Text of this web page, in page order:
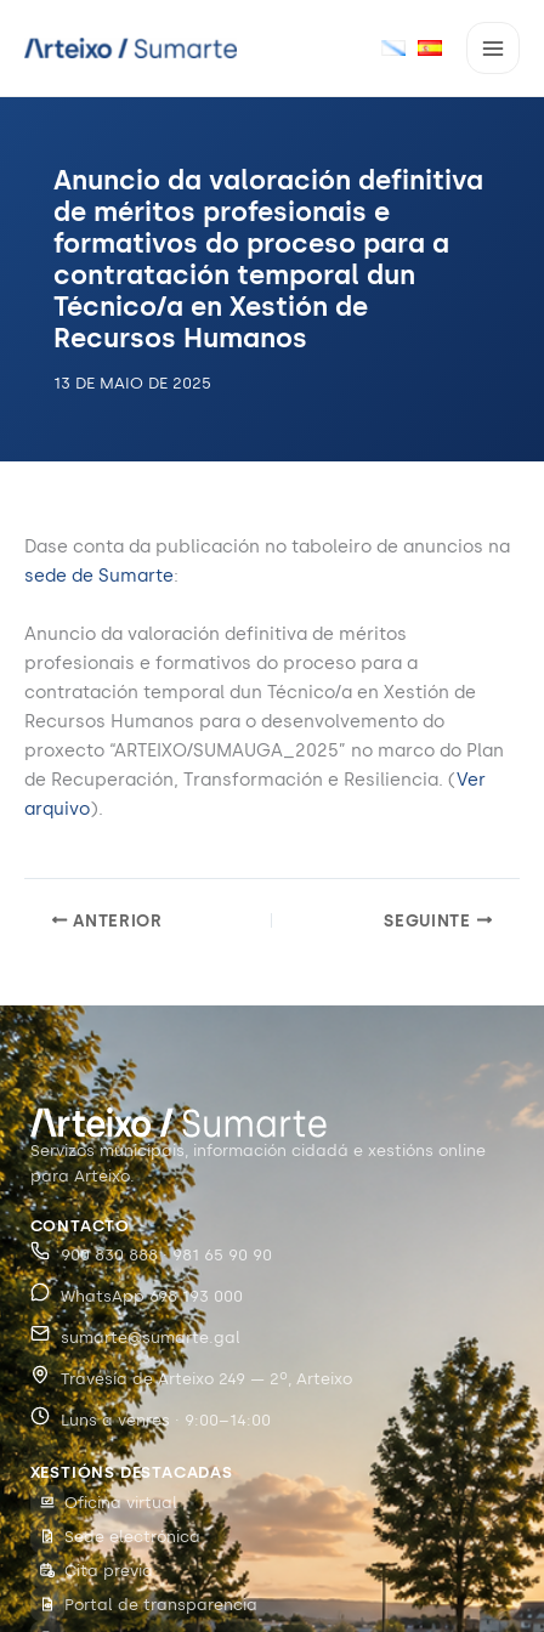
Anuncio da valoración definitiva
de méritos profesionais e
formativos do proceso para a
contratación temporal dun
Técnico/a en Xestión de
Recursos Humanos
13 DE MAIO DE 2025
Dase conta da publicación no taboleiro de anuncios na
sede de Sumarte:
Anuncio da valoración definitiva de méritos
profesionais e formativos do proceso para a
contratación temporal dun Técnico/a en Xestión de
Recursos Humanos para o desenvolvemento do
proxecto “ARTEIXO/SUMAUGA_2025” no marco do Plan
de Recuperación, Transformación e Resiliencia. (Ver
arquivo).
ANTERIOR SEGUINTE
Servizos municipais, información cidadá e xestións online
para Arteixo.
CONTACTO
900 830 888 · 981 65 90 90
WhatsApp 698 193 000
sumarte@sumarte.gal
Travesía de Arteixo 249 — 2º, Arteixo
Luns a venres · 9:00–14:00
XESTIÓNS DESTACADAS
Oficina virtual
Sede electrónica
Cita previa
Portal de transparencia